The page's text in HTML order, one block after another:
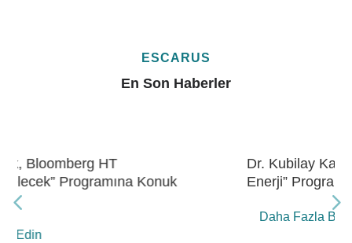
ESCARUS
En Son Haberler
Dr. Kubilay Kavak, Bloomberg HT “Gelecek
Enerji” Programına Konuk Oldu